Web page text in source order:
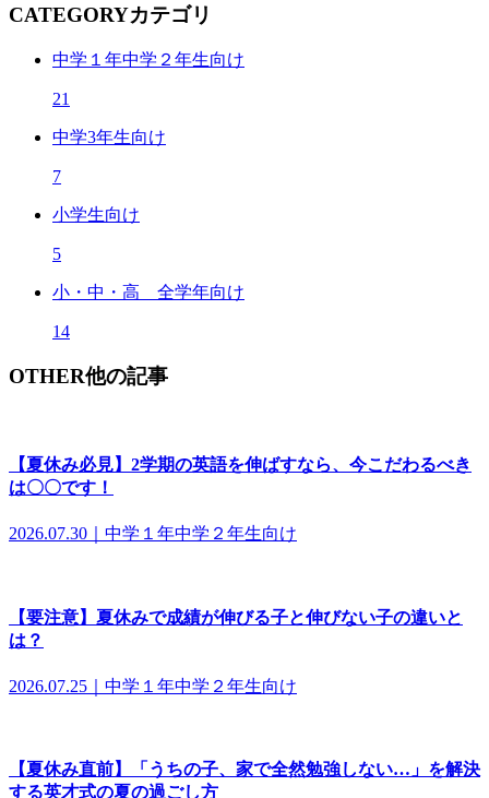
CATEGORYカテゴリ
中学１年中学２年生向け
21
中学3年生向け
7
小学生向け
5
小・中・高 全学年向け
14
OTHER他の記事
【夏休み必見】2学期の英語を伸ばすなら、今こだわるべき
は〇〇です！
2026.07.30｜中学１年中学２年生向け
【要注意】夏休みで成績が伸びる子と伸びない子の違いと
は？
2026.07.25｜中学１年中学２年生向け
【夏休み直前】「うちの子、家で全然勉強しない…」を解決
する英才式の夏の過ごし方